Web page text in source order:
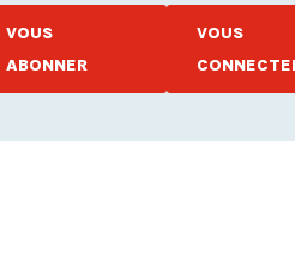
VOUS
ABONNER
VOUS